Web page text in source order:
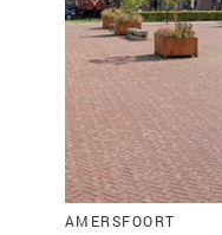
AMERSFOORT